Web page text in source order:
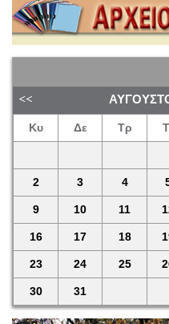
Κυ Δε Τρ
2 3 4
9 10 11
16 17 18
23 24 25
30 31